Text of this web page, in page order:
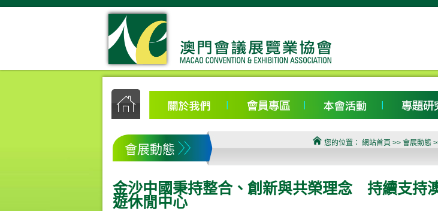
會展動態 您的位置： 網站首頁 >> 會展動態
金沙中國秉持整合、創新與共榮理念 持續支持
遊休閒中心